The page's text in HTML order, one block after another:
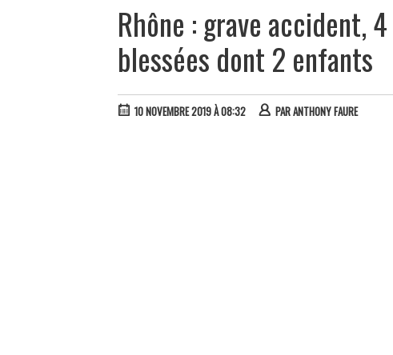
Rhône : grave accident,
blessées dont 2 enfants
10 NOVEMBRE 2019 À 08:32 PARANTHONY FAURE